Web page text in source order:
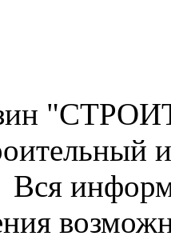
Вся